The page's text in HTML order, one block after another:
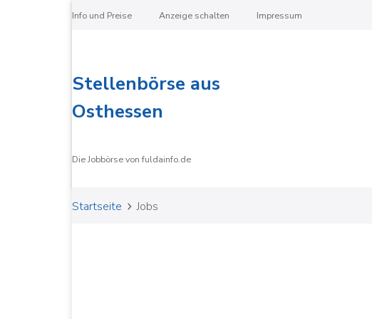
Info und Preise Anzeige schalten Impressum
Stellenbörse aus
Osthessen
Die Jobbörse von fuldainfo.de
Startseite Jobs